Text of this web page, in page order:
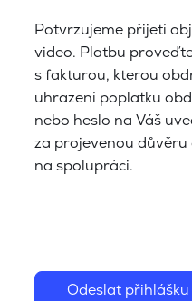
Potvrzujeme přijetí
video. Platbu
s fakturou, kterou
uhrazení poplatku
nebo heslo na Váš
za projevenou důvěru
na spolupráci.
Odeslat přihlášku